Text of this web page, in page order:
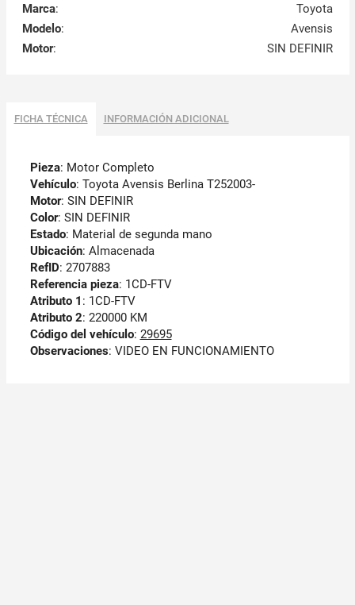
Marca:
Toyota
Modelo:
Avensis
Motor: SIN DEFINIR
FICHA TÉCNICA INFORMACIÓN ADICIONAL
Pieza: Motor Completo
Vehículo: Toyota Avensis Berlina T252003-
Motor: SIN DEFINIR
Color: SIN DEFINIR
Estado: Material de segunda mano
Ubicación: Almacenada
RefID: 2707883
Referencia pieza: 1CD-FTV
Atributo 1 : 1CD-FTV
Atributo 2: 220000 KM
Código del vehículo: 29695
Observaciones: VIDEO EN FUNCIONAMIENTO